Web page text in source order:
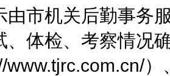
机关后勤事务服
、体检、考察情况
www.tjrc.com.cn/